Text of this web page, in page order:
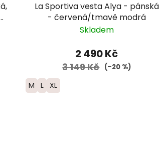
La Sportiva vesta Alya - pánská
- červená/tmavě modrá
Skladem
2 490 Kč
3 149 Kč (–20 %)
M L XL